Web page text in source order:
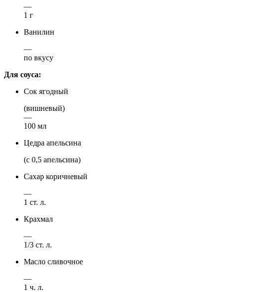
—
1 г
Ванилин
—
по вкусу
Для соуса:
Сок ягодный
(вишневый)
—
100 мл
Цедра апельсина
(с 0,5 апельсина)
Сахар коричневый
—
1 ст. л.
Крахмал
—
1/3 ст. л.
Масло сливочное
—
1 ч. л.